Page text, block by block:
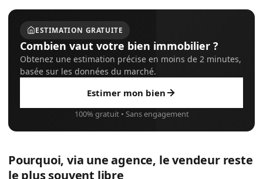
ESTIMATION GRATUITE
Combien vaut votre bien immobilier ?
Obtenez une estimation précise en moins de 2 minutes,
basée sur les données du marché.
Estimer mon bien
100% gratuit • Sans engagement
Pourquoi, via une agence, le vendeur reste
le plus souvent libre